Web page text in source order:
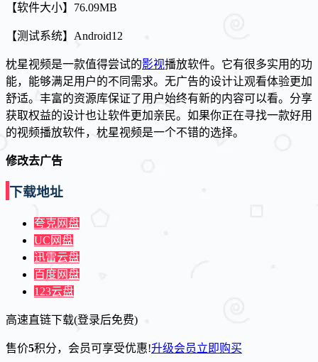
【软件大小】76.09MB
【测试系统】Android12
枕星视频是一款值得尝试的影视播放软件。它有很多实用的功
能，能够满足用户的不同需求。无广告的设计让观看体验更加
舒适。丰富的资源库保证了用户始终有新的内容可以看。分享
获取权益的设计也让软件更加亲民。如果你正在寻找一款好用
的视频播放软件，枕星视频是一个不错的选择。
修改去广告
下载地址
夸克网盘
UC网盘
迅雷云盘
百度网盘
123云盘
高速直链下载(登录后免费)
售价5积分，会员可享受优惠!升级会员立即购买